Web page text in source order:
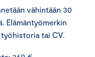
vähintään 30
Elämäntyömerkin
tai CV.